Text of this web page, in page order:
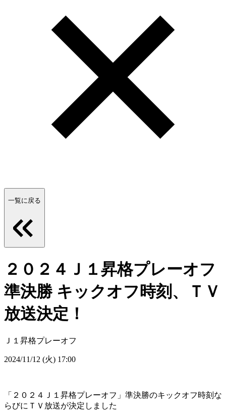
一覧に戻る
２０２４Ｊ１昇格プレーオフ
準決勝 キックオフ時刻、ＴＶ
放送決定！
Ｊ１昇格プレーオフ
2024/11/12 (火) 17:00
「２０２４Ｊ１昇格プレーオフ」準決勝のキックオフ時刻な
らびにＴＶ放送が決定しました